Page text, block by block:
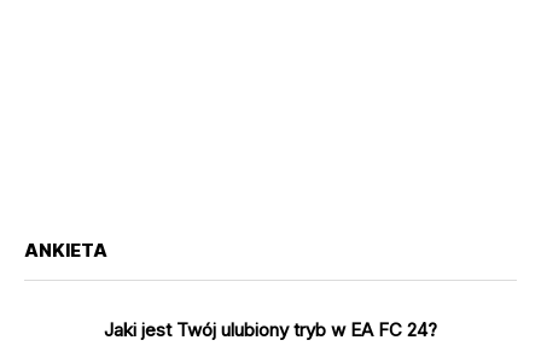
ANKIETA
Jaki jest Twój ulubiony tryb w EA FC 24?